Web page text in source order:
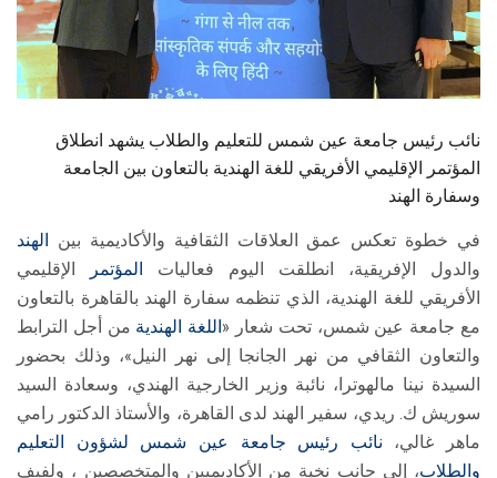
الزائـرون
سجل الان
نائب رئيس جامعة عين شمس للتعليم والطلاب يشهد انطلاق
المؤتمر الإقليمي الأفريقي للغة الهندية بالتعاون بين الجامعة
وسفارة الهند
في خطوة تعكس عمق العلاقات الثقافية والأكاديمية بين الهند
والدول الإفريقية، انطلقت اليوم فعاليات
المؤتمر
الإقليمي
الأفريقي للغة الهندية، الذي تنظمه سفارة الهند بالقاهرة بالتعاون
مع جامعة عين شمس، تحت شعار « اللغة الهندية من أجل الترابط
والتعاون الثقافي من نهر الجانجا إلى نهر النيل»، وذلك بحضور
السيدة نينا مالهوترا، نائبة وزير الخارجية الهندي، وسعادة السيد
سوريش ك. ريدي، سفير الهند لدى القاهرة، والأستاذ الدكتور رامي
ماهر غالي، نائب رئيس جامعة عين شمس لشؤون التعليم
والطلاب، إلى جانب نخبة من الأكاديميين والمتخصصين ، ولفيف